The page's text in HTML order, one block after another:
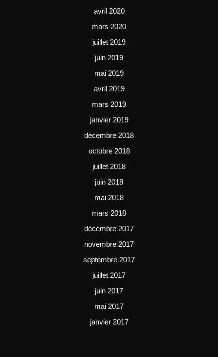
avril 2020
mars 2020
juillet 2019
juin 2019
mai 2019
avril 2019
mars 2019
janvier 2019
décembre 2018
octobre 2018
juillet 2018
juin 2018
mai 2018
mars 2018
décembre 2017
novembre 2017
septembre 2017
juillet 2017
juin 2017
mai 2017
janvier 2017